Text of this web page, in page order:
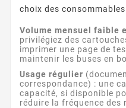
choix des consommables
Volume mensuel faible
privilégiez des
imprimer une page de
maintenir les buses en
Usage régulier
correspondance) : une
capacité, si disponible
réduire la fréquence des